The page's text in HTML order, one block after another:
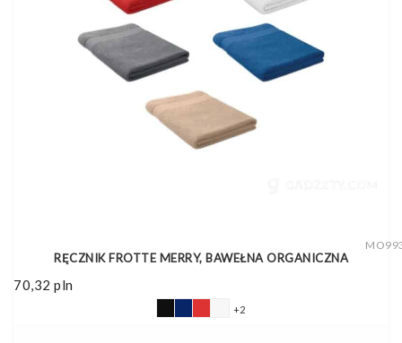
RĘCZNIK FROTTE MERRY, BAWEŁNA ORGANICZNA
70,32 pln
+2